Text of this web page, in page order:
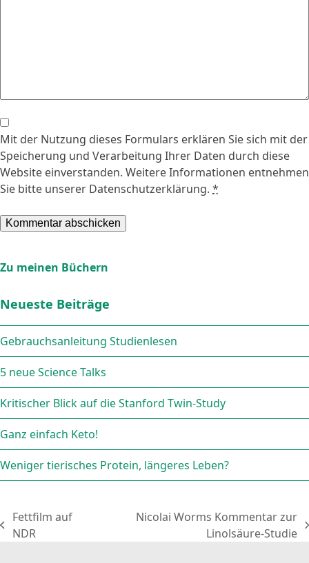
Mit der Nutzung dieses Formulars erklären Sie sich mit der
Speicherung und Verarbeitung Ihrer Daten durch diese
Website einverstanden. Weitere Informationen entnehmen
Sie bitte unserer Datenschutzerklärung. *
Zu meinen Büchern
Neueste Beiträge
Gebrauchsanleitung Studienlesen
5 neue Science Talks
Kritischer Blick auf die Stanford Twin-Study
Ganz einfach Keto!
Weniger tierisches Protein, längeres Leben?
vorheriger
Fettfilm auf
NDR
Nicolai Worms Kommentar zur
Linolsäure-Studie